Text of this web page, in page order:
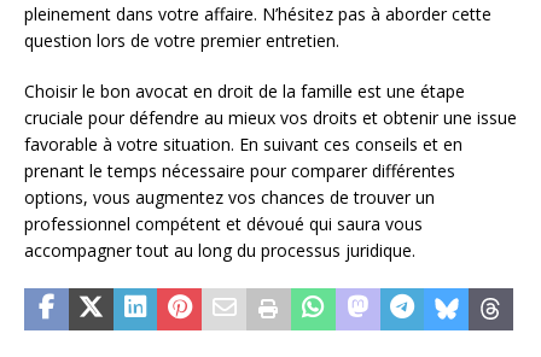
pleinement dans votre affaire. N’hésitez pas à aborder cette
question lors de votre premier entretien.
Choisir le bon avocat en droit de la famille est une étape
cruciale pour défendre au mieux vos droits et obtenir une issue
favorable à votre situation. En suivant ces conseils et en
prenant le temps nécessaire pour comparer différentes
options, vous augmentez vos chances de trouver un
professionnel compétent et dévoué qui saura vous
accompagner tout au long du processus juridique.